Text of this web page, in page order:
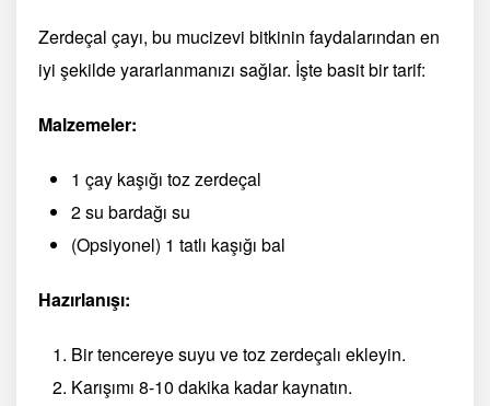
Zerdeçal çayı, bu mucizevi bitkinin faydalarından en
iyi şekilde yararlanmanızı sağlar. İşte basit bir tarif:
Malzemeler:
1 çay kaşığı toz zerdeçal
2 su bardağı su
(Opsiyonel) 1 tatlı kaşığı bal
Hazırlanışı:
Bir tencereye suyu ve toz zerdeçalı ekleyin.
Karışımı 8-10 dakika kadar kaynatın.